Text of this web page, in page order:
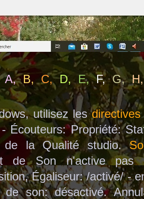
A, B,C, D, E, F, G, H
utilisez lesdirectives
Écouteurs: Propriété:
de la Qualité studio.
de Son n'active
Égaliseur: /activé/ -
de son: désactivé.